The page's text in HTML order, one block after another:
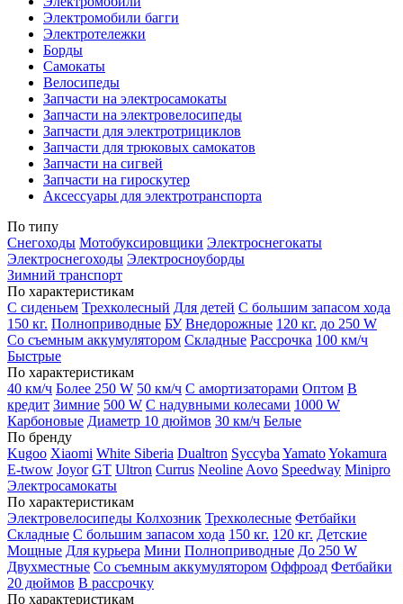
Электромобили багги
Электротележки
Борды
Самокаты
Велосипеды
Запчасти на электросамокаты
Запчасти на электровелосипеды
Запчасти для электротрициклов
Запчасти для трюковых самокатов
Запчасти на сигвей
Запчасти на гироскутер
Аксессуары для электротранспорта
По типу
Снегоходы Мотобуксировщики Электроснегокаты
Электроснегоходы Электросноуборды
Зимний транспорт
По характеристикам
С сиденьем Трехколесный Для детей С большим запасом хода
150 кг. Полноприводные БУ Внедорожные 120 кг. до 250 W
Со съемным аккумулятором Складные Рассрочка 100 км/ч
Быстрые
По характеристикам
40 км/ч Более 250 W 50 км/ч С амортизаторами Оптом В
кредит Зимние 500 W С надувными колесами 1000 W
Карбоновые Диаметр 10 дюймов 30 км/ч Белые
По бренду
Kugoo Xiaomi White Siberia Dualtron Syccyba YamatoYokamura
E-twow Joyor GT Ultron Currus Neoline Aovo Speedway Minipro
Электросамокаты
По характеристикам
Электровелосипеды Колхозник Трехколесные Фетбайки
Складные С большим запасом хода 150 кг. 120 кг. Детские
Мощные Для курьера Мини Полноприводные До 250 W
Двухместные Со съемным аккумулятором Оффроад Фетбайки
20 дюймов В рассрочку
По характеристикам